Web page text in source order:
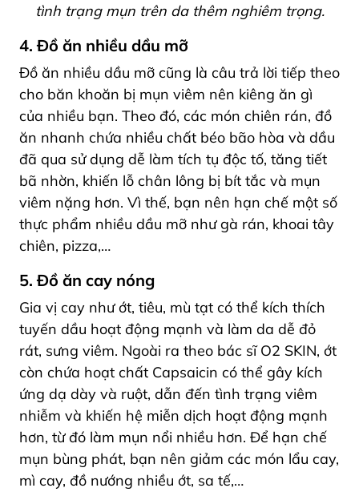
tình trạng mụn trên da thêm nghiêm trọng.
4. Đồ ăn nhiều dầu mỡ
Đồ ăn nhiều dầu mỡ cũng là câu trả lời tiếp theo
cho băn khoăn bị mụn viêm nên kiêng ăn gì
của nhiều bạn. Theo đó, các món chiên rán, đồ
ăn nhanh chứa nhiều chất béo bão hòa và dầu
đã qua sử dụng dễ làm tích tụ độc tố, tăng tiết
bã nhờn, khiến lỗ chân lông bị bít tắc và mụn
viêm nặng hơn. Vì thế, bạn nên hạn chế một số
thực phẩm nhiều dầu mỡ như gà rán, khoai tây
chiên, pizza,…
5. Đồ ăn cay nóng
Gia vị cay như ớt, tiêu, mù tạt có thể kích thích
tuyến dầu hoạt động mạnh và làm da dễ đỏ
rát, sưng viêm. Ngoài ra theo bác sĩ O2 SKIN, ớt
còn chứa hoạt chất Capsaicin có thể gây kích
ứng dạ dày và ruột, dẫn đến tình trạng viêm
nhiễm và khiến hệ miễn dịch hoạt động mạnh
hơn, từ đó làm mụn nổi nhiều hơn. Để hạn chế
mụn bùng phát, bạn nên giảm các món lẩu cay,
mì cay, đồ nướng nhiều ớt, sa tế,…